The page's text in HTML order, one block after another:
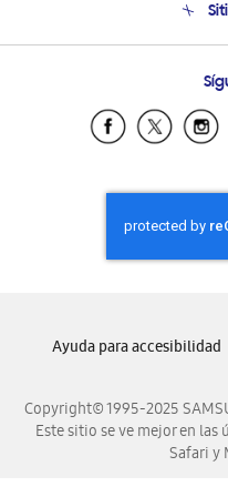
Copyright© 1995-2025
Este sitio se ve mejor en
Safari y
Ayuda para accesibilidad